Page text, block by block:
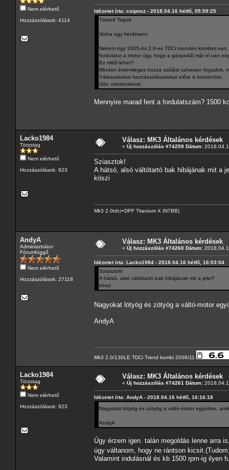
Nem elérhető
Hozzászólások: 4114
Idézetet írta: csiposz - 2018.04.16 hétfő, 05:59:25
Tisztelt Tagok.
Volna egy kérdésem.
Nekem egy 2005-ös 2.0-es TDCi mondeo kombim
fordulatot a motor úgy, hogy a gázpedál már el van
Ez mitől lehet?
Minden érdemleges hozzá szólást szívesen fogadok,
Válaszaitokat hozzászólásaitokat előre is köszönöm.
Üdv. mindenkinek.
Mennyire marad fent a fordulatszám? 1500
Lacko1984
Törzstag
Nem elérhető
Hozzászólások: 923
Válasz: MK3 Általános kérdések
« Új hozzászólás #74259 Dátum:
Sziasztok!
A hátsó, alsó váltótartó bak hibájának mit a
köszi
Mk3 2.0tdci+DPF Titanium X (N7BB)
AndyA
Adminisztrátor
Fórumfüggő
Nem elérhető
Hozzászólások: 27118
Válasz: MK3 Általános kérdések
« Új hozzászólás #74260 Dátum:
Idézetet írta: Lacko1984 - 2018.04.16 hétfő, 16:03:04
Sziasztok!
A hátsó, alsó váltótartó bak hibájának mit a jelei?
köszi
Nagyokat lötyög és zötyög a váltó-motor
AndyA
Mk3 2.0/130LE TDCi Trend kombi 2006/11
Lacko1984
Törzstag
Nem elérhető
Hozzászólások: 923
Válasz: MK3 Általános kérdések
« Új hozzászólás #74261 Dátum:
Idézetet írta: AndyA - 2018.04.16 hétfő, 16:16:18
Nagyokat lötyög és zötyög a váltó-motor együttes,
AndyA
Úgy érzem igen. talán megoldás lenne arra
úgy váltanom, hogy ne rántson
Valamint indulásnál és kb 1500 rpm-ig ilyen